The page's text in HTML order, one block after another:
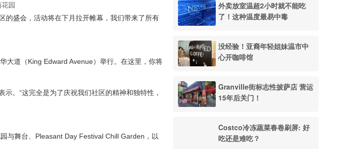
园
的盛会，活动将在下月拉开帷幕，我们带来了所有
大道（King Edward Avenue）举行。在这里，你将
。“这完全是为了庆祝我们社区的精神和独特性，
与舞台、Pleasant Day Festival Chill Garden，以
外卖放室温超2小时就不能吃
了！这种温度最易中毒
没经验！亚裔年轻姐妹温市中
心开咖啡馆
Granville街标志性披萨店 营运
15年后关门！
Costco冷冻蔬菜春卷刷屏: 好
吃还是难吃？